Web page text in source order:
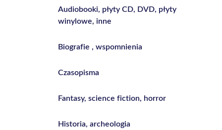
Audiobooki, płyty CD, DVD, płyty
winylowe, inne
Biografie , wspomnienia
Czasopisma
Fantasy, science fiction, horror
Historia, archeologia